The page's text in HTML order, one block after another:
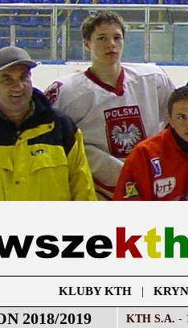
KLUBY KTH|
2018/2019 KTH S.A. -